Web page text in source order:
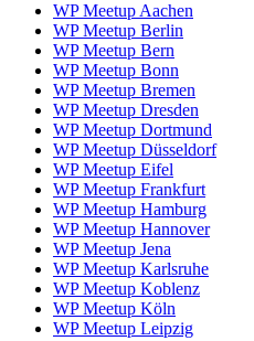
WP Meetup Aachen
WP Meetup Berlin
WP Meetup Bern
WP Meetup Bonn
WP Meetup Bremen
WP Meetup Dresden
WP Meetup Dortmund
WP Meetup Düsseldorf
WP Meetup Eifel
WP Meetup Frankfurt
WP Meetup Hamburg
WP Meetup Hannover
WP Meetup Jena
WP Meetup Karlsruhe
WP Meetup Koblenz
WP Meetup Köln
WP Meetup Leipzig